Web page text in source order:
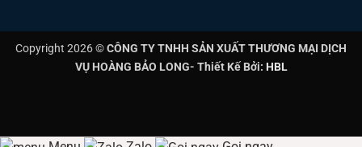
Copyright 2026 ©CÔNG TY TNHH SẢN XUẤT THƯƠNG MẠI DỊCH
VỤ HOÀNG BẢO LONG- Thiết Kế Bởi: HBL